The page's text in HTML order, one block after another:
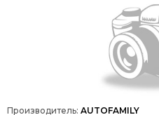
Производитель: AUTOFAMILY